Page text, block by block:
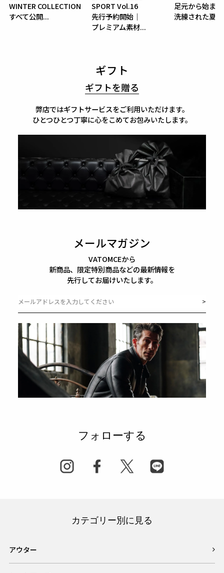
WINTER COLLECTION
すべて公開...
SPORT Vol.16
先行予約開始｜
プレミアム素材...
足元から始ま
洗練された夏...
ギフト
ギフトを贈る
弊店ではギフトサービスをご利用いただけます。
ひとつひとつ丁寧に心をこめてお包みいたします。
メールマガジン
VATOMCEから
新商品、限定特別商品などの最新情報を
先行してお届けいたします。
フォローする
カテゴリー別に見る
アウター